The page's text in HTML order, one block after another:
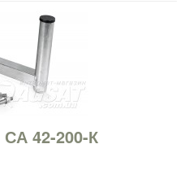
СА 42-200-К